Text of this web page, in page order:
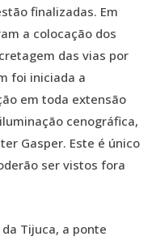
finalizadas. Em
a colocação dos
das vias por
foi iniciada a
em toda extensão
cenográfica,
Gasper. Este é único
ser vistos fora
Tijuca, a ponte